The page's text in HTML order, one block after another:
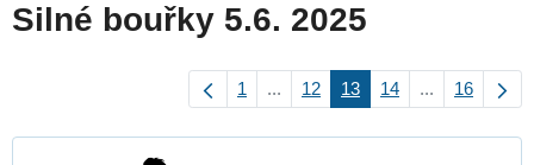
Silné bouřky 5.6. 2025
1 ... 12 13 14 ... 16